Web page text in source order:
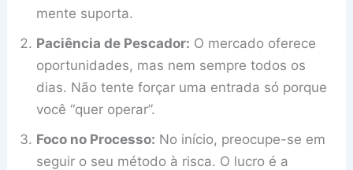
mente suporta.
Paciência de Pescador: O mercado oferece
oportunidades, mas nem sempre todos os
dias. Não tente forçar uma entrada só porque
você “quer operar”.
Foco no Processo: No início, preocupe-se em
seguir o seu método à risca. O lucro é a